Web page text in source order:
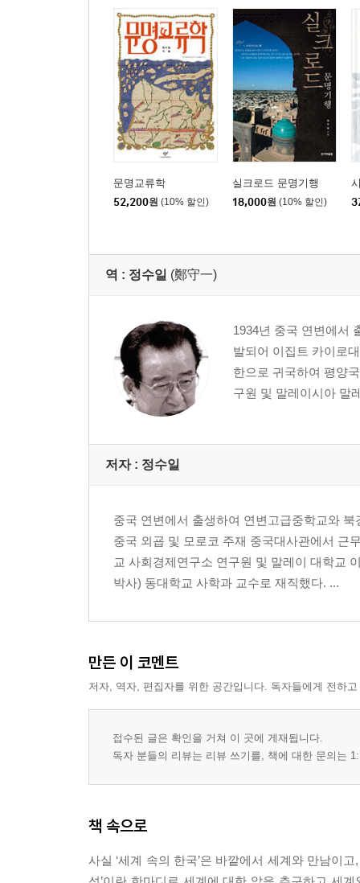
문명교류학
52,200원 (10% 할인)
실크로드 문명기행
18,000원 (10% 할인)
역 : 정수일 (鄭守一)
1934년 중국 연변에서
발되어 이집트 카이로
한으로 귀국하여 평양
구원 및 말레이시아 말
저자 : 정수일
중국 연변에서 출생하여 연변고급중학교와
중국 외굡 및 모로코 주재 중국대사관에서 근
교 사회경제연구소 연구원 및 말레이 대학교
박사) 동대학교 사학과 교수로 재직했다. ...
만든 이 코멘트
저자, 역자, 편집자를 위한 공간입니다. 독자들에게 전하
접수된 글은 확인을 거쳐 이 곳에 게재됩니다.
독자 분들의 리뷰는 리뷰 쓰기를, 책에 대한 문의는
책 속으로
사실 ‘세계 속의 한국’은 바깥에서 세계와 만남이